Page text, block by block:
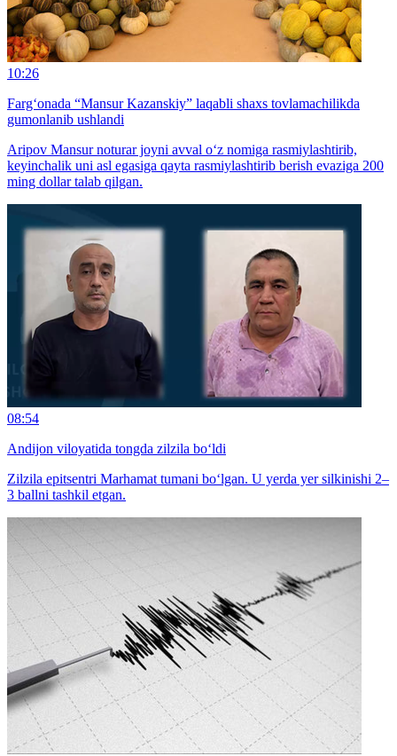
10:26
Farg‘onada “Mansur Kazanskiy” laqabli shaxs tovlamachilikda
gumonlanib ushlandi
Aripov Mansur noturar joyni avval o‘z nomiga rasmiylashtirib,
keyinchalik uni asl egasiga qayta rasmiylashtirib berish evaziga 200
ming dollar talab qilgan.
08:54
Andijon viloyatida tongda zilzila bo‘ldi
Zilzila epitsentri Marhamat tumani bo‘lgan. U yerda yer silkinishi 2–
3 ballni tashkil etgan.